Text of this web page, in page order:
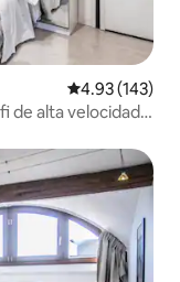
Calificación
4.93 (143)
de alta velocidad y